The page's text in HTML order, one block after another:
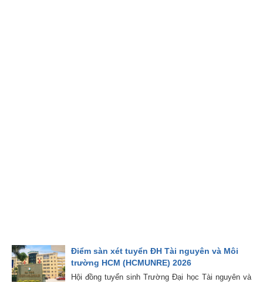
Điểm sàn xét tuyển ĐH Tài nguyên và Môi
trường HCM (HCMUNRE) 2026
Hội đồng tuyển sinh Trường Đại học Tài nguyên và